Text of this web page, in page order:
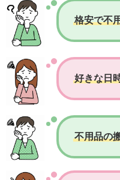
格安で不
好きな日
不用品の